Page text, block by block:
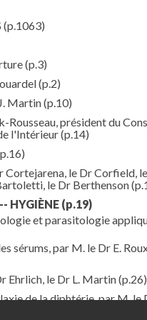
(p.1063)
(p.3)
(p.2)
Martin(p.10)
Rousseau, président du
l'Intérieur(p.14)
le Dr Corfield,
le Dr Berthenson
HYGIÈNE (p.19)
et parasitologie
sérums, par M. le Dr E.
Ehrlich, le Dr L. Martin(p.26)
de la diphtérie, par M. le